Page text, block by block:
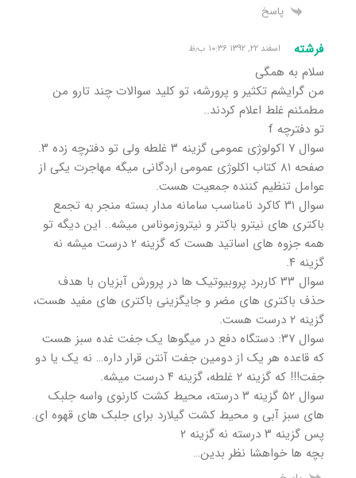
پاسخ
فرشته اسفند ۲۲, ۱۳۹۲ ۱۰:۳۶ ب٫ظ
سلام به همگی
من گرایشم تکثیر و پرورشه، تو کلید سوالات چند تارو من
مطمئنم غلط اعلام کردند..
تو دفترچه f
سوال ۷ اکولوژی عمومی گزینه ۳ غلطه ولی تو دفترچه زده ۳.
صفحه ۸۱ کتاب اکلوژی عمومی اردگانی میگه مهاجرت یکی از
عوامل تنظیم کننده جمعیت هست.
سوال ۳۱ کاکرد نامناسب سامانه مدار بسته منجر به تجمع
باکتری های نیترو باکتر و نیتروزموناس میشه.. این دیگه تو
همه جزوه های اساتید هست که گزینه ۲ درست میشه نه
گزینه ۴.
سوال ۳۳ کاربرد پروبیوتیک ها در پرورش آبزیان با هدف
حذف باکتری های مضر و جایگزینی باکتری های مفید هست،
گزینه ۲ درست هست.
سوال ۳۷: دستگاه دفع در میگوها یک جفت غده سبز هست
که قاعده هر یک از دومین جفت آنتن قرار داره… نه یک یا دو
جفت!!! که گزینه ۲ غلطه، گزینه ۴ درست میشه.
سوال ۵۲ گزینه ۳ درسته، محیط کشت کارنوی واسه جلبک
های سبز آبی و محیط کشت گیلارد برای جلبک های قهوه ای.
پس گزینه ۳ درسته نه گزینه ۲
بچه ها خواهشا نظر بدین…